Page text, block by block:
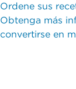
Ordene sus
Obtenga más
convertirse en